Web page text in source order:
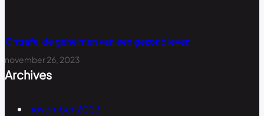
Ontrafel de geheimen van een gezond leven
november 26, 2023
Archives
november 2023